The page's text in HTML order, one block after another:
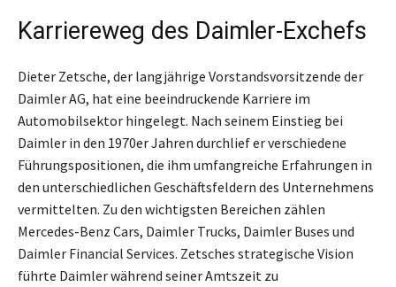
Karriereweg des Daimler-Exchefs
Dieter Zetsche, der langjährige Vorstandsvorsitzende der
Daimler AG, hat eine beeindruckende Karriere im
Automobilsektor hingelegt. Nach seinem Einstieg bei
Daimler in den 1970er Jahren durchlief er verschiedene
Führungspositionen, die ihm umfangreiche Erfahrungen in
den unterschiedlichen Geschäftsfeldern des Unternehmens
vermittelten. Zu den wichtigsten Bereichen zählen
Mercedes-Benz Cars, Daimler Trucks, Daimler Buses und
Daimler Financial Services. Zetsches strategische Vision
führte Daimler während seiner Amtszeit zu